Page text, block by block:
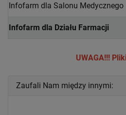
Infofarm dla Salonu Medycznego
Infofarm dla Działu Farmacji
UWAGA!!!
Zaufali Nam między innymi: